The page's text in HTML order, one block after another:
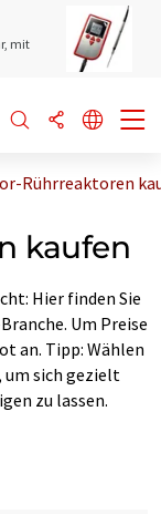
mit
Rührreaktoren
kaufen
Hier finden Sie
Um Preise
an. Tipp: Wählen
um sich gezielt
zu lassen.